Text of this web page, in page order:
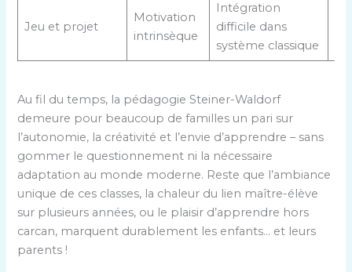
Jeu et projet
Motivation
intrinsèque
Intégration
difficile dans
système classique
Au fil du temps, la pédagogie Steiner-Waldorf
demeure pour beaucoup de familles un pari sur
l’autonomie, la créativité et l’envie d’apprendre – sans
gommer le questionnement ni la nécessaire
adaptation au monde moderne. Reste que l’ambiance
unique de ces classes, la chaleur du lien maître-élève
sur plusieurs années, ou le plaisir d’apprendre hors
carcan, marquent durablement les enfants… et leurs
parents !